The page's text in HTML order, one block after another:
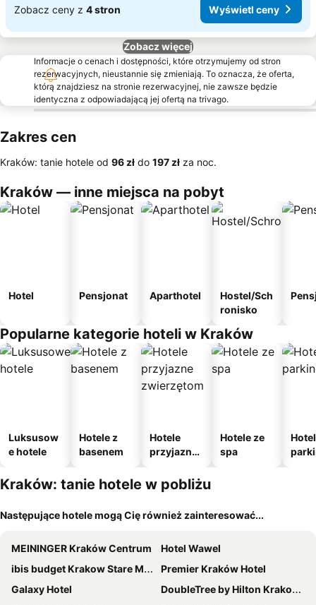
Zobacz ceny z 4 stron Wyświetl ceny
Zobacz więcej
Informacje o cenach i dostępności, które otrzymujemy od stron
rezerwacyjnych, nieustannie się zmieniają. To oznacza, że oferta,
którą znajdziesz na stronie rezerwacyjnej, nie zawsze będzie
identyczna z odpowiadającą jej ofertą na trivago.
Zakres cen
Kraków: tanie hotele od ‎96 zł do ‎197 zł za noc.
Kraków — inne miejsca na pobyt
Hotel Pensjonat Aparthotel
Hostel/Sch
ronisko
Popularne kategorie hoteli w Kraków
Luksusow
e hotele
Hotele z
basenem
Hotele
przyjazne
m
Hotele ze
spa
Kraków: tanie hotele w pobliżu
Następujące hotele mogą Cię również zainteresować...
MEININGER Kraków Centrum
Hotel Wawel
ibis budget Krakow Stare Miasto
Premier Kraków Hotel
Galaxy Hotel
DoubleTree by Hilton Krakow Hotel & Convention Center